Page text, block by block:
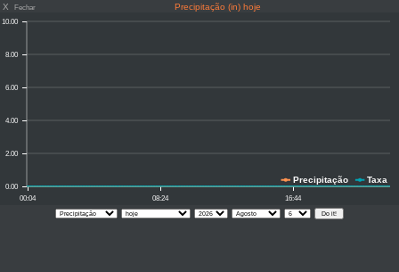
X Fechar Precipitação (in) hoje